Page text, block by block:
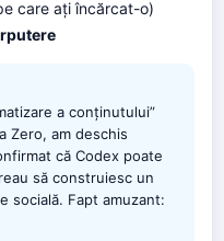
care ați încărcat-o)
a conținutului”
Zero, am deschis
că Codex poate
să construiesc un
socială. Fapt amuzant: